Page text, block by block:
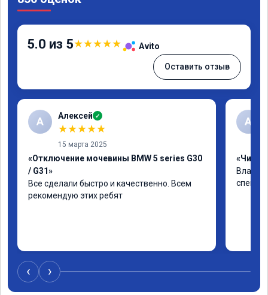
5.0 из 5★★★★★ Avito
Оставить отзыв
А Алексей ✓
★★★★★
15 марта 2025
«Отключение мочевины BMW 5 series G30
/ G31»
Все сделали быстро и качественно. Всем
рекомендую этих ребят
А
«Чип
‹ ›